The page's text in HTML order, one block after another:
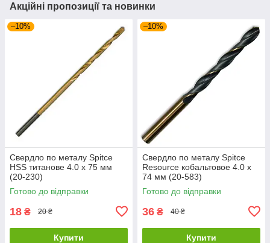
Акційні пропозиції та новинки
–10%
Свердло по металу Spitce
НЅЅ титанове 4.0 х 75 мм
(20-230)
Готово до відправки
18 ₴ 20 ₴
Купити
–10%
Свердло по металу Spitce
Resource кобальтовое 4.0 х
74 мм (20-583)
Готово до відправки
36 ₴ 40 ₴
Купити